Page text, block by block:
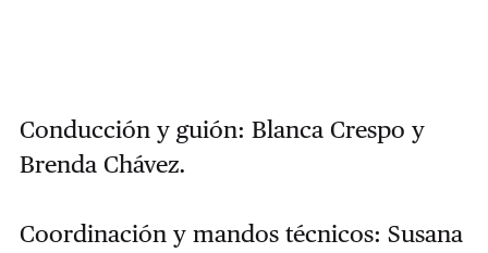
Conducción y guión: Blanca Crespo y
Brenda Chávez.
Coordinación y mandos técnicos: Susana